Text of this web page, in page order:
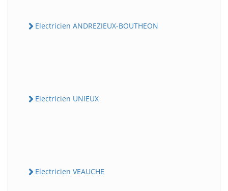
Electricien ANDREZIEUX-BOUTHEON
Electricien UNIEUX
Electricien VEAUCHE